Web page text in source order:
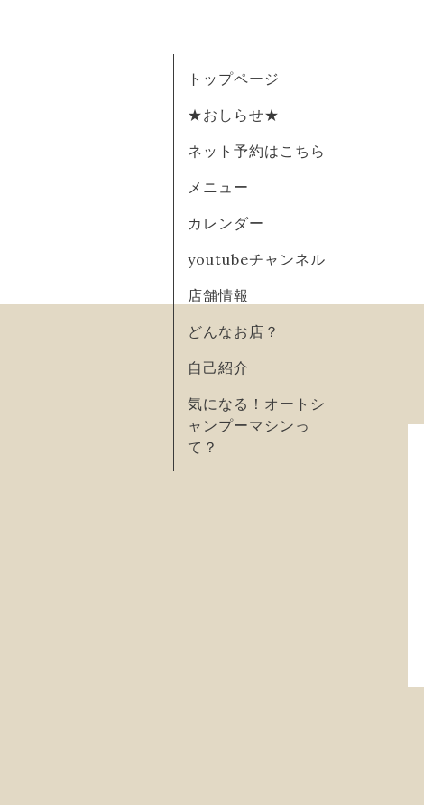
トップページ
★おしらせ★
ネット予約はこちら
メニュー
カレンダー
youtubeチャンネル
店舗情報
どんなお店？
自己紹介
気になる！オートシ
ャンプーマシンっ
て？